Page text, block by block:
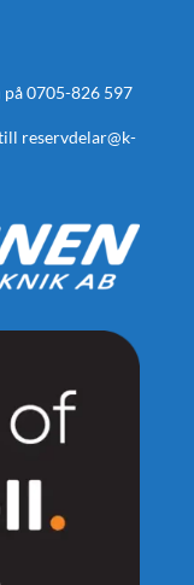
på0705-826 597
reservdelar@k-